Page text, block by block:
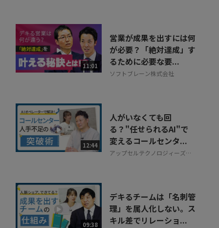
11:01
営業が成果を出すには何
が必要？「絶対達成」す
るために必要な要...
ソフトブレーン株式会社
12:44
人がいなくても回
る？"任せられるAI"で
変えるコールセンタ...
アップセルテクノロジィーズ株
09:38
デキるチームは「名刺管
理」を属人化しない。ス
キル差でリレーショ...